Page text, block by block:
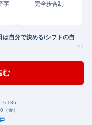
字
完全歩合制
自分で決める/シフトの自
む
（金）